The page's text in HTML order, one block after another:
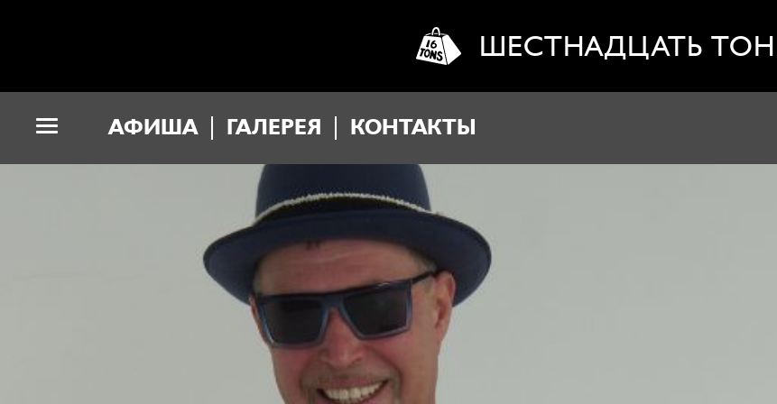
ШЕСТНАДЦАТЬ
АФИША ГАЛЕРЕЯ КОНТАКТЫ